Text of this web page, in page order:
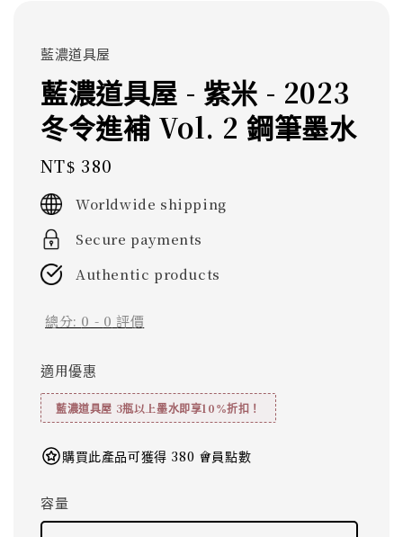
藍濃道具屋
藍濃道具屋 - 紫米 - 2023
冬令進補 Vol. 2 鋼筆墨水
Regular
price
NT$ 380
Worldwide shipping
Secure payments
Authentic products
總分: 0 - 0 評價
適用優惠
藍濃道具屋 3瓶以上墨水即享10%折扣！
購買此產品可獲得 380 會員點數
容量